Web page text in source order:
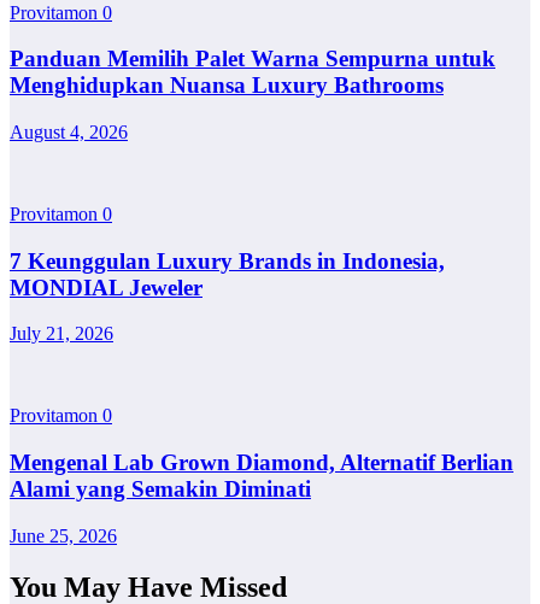
Provitamon 0
Panduan Memilih Palet Warna Sempurna untuk
Menghidupkan Nuansa Luxury Bathrooms
August 4, 2026
Provitamon 0
7 Keunggulan Luxury Brands in Indonesia,
MONDIAL Jeweler
July 21, 2026
Provitamon 0
Mengenal Lab Grown Diamond, Alternatif Berlian
Alami yang Semakin Diminati
June 25, 2026
You May Have Missed